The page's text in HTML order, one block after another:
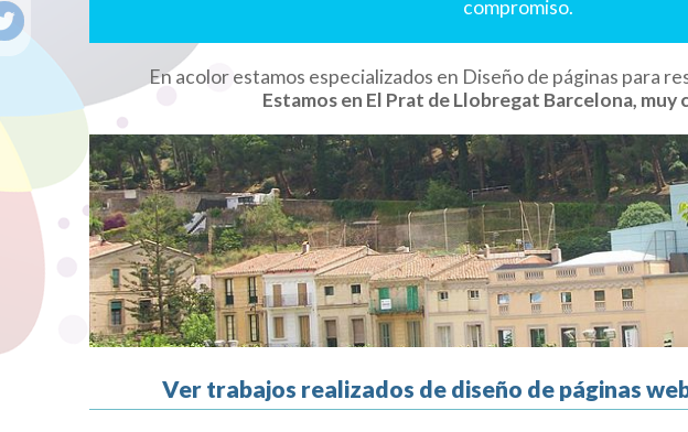
compromiso.
En acolor estamos especializados en Diseño de páginas para
Estamos en El Prat de Llobregat Barcelona, muy
Ver trabajos realizados de diseño de páginas